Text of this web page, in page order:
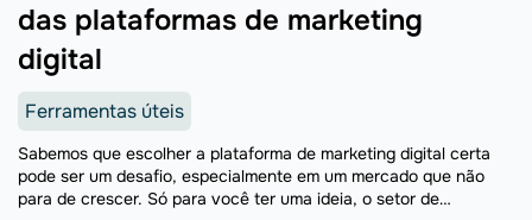
das plataformas de marketing
digital
Ferramentas úteis
Sabemos que escolher a plataforma de marketing digital certa
pode ser um desafio, especialmente em um mercado que não
para de crescer. Só para você ter uma ideia, o setor de